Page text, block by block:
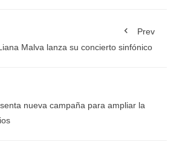
Prev
Malva lanza su concierto sinfónico
nueva campaña para ampliar la